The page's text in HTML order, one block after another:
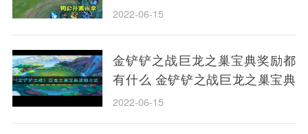
2022-06-15
金铲铲之战巨龙之巢宝典奖励都
有什么 金铲铲之战巨龙之巢宝典
奖励抢先看
2022-06-15